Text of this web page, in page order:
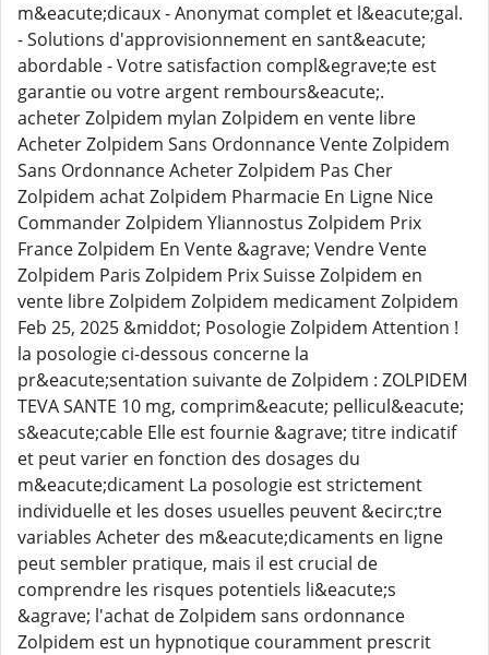
m&eacute;dicaux - Anonymat complet et l&eacute;gal.
- Solutions d'approvisionnement en sant&eacute;
abordable - Votre satisfaction compl&egrave;te est
garantie ou votre argent rembours&eacute;.
acheter Zolpidem mylan Zolpidem en vente libre
Acheter Zolpidem Sans Ordonnance Vente Zolpidem
Sans Ordonnance Acheter Zolpidem Pas Cher
Zolpidem achat Zolpidem Pharmacie En Ligne Nice
Commander Zolpidem Yliannostus Zolpidem Prix
France Zolpidem En Vente &agrave; Vendre Vente
Zolpidem Paris Zolpidem Prix Suisse Zolpidem en
vente libre Zolpidem Zolpidem medicament Zolpidem
Feb 25, 2025 &middot; Posologie Zolpidem Attention !
la posologie ci-dessous concerne la
pr&eacute;sentation suivante de Zolpidem : ZOLPIDEM
TEVA SANTE 10 mg, comprim&eacute; pellicul&eacute;
s&eacute;cable Elle est fournie &agrave; titre indicatif
et peut varier en fonction des dosages du
m&eacute;dicament La posologie est strictement
individuelle et les doses usuelles peuvent &ecirc;tre
variables Acheter des m&eacute;dicaments en ligne
peut sembler pratique, mais il est crucial de
comprendre les risques potentiels li&eacute;s
&agrave; l'achat de Zolpidem sans ordonnance
Zolpidem est un hypnotique couramment prescrit